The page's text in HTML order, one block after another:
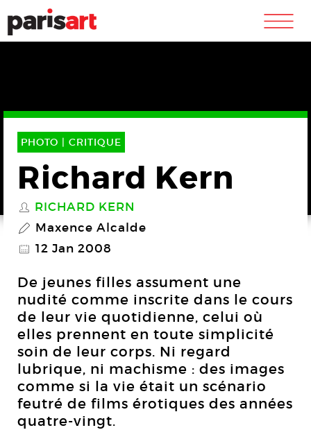
m
PHOTO | CRITIQUE
Richard Kern
S RICHARD KERN
P Maxence Alcalde
@ 12 Jan 2008
De jeunes filles assument une
nudité comme inscrite dans le cours
de leur vie quotidienne, celui où
elles prennent en toute simplicité
soin de leur corps. Ni regard
lubrique, ni machisme : des images
comme si la vie était un scénario
feutré de films érotiques des années
quatre-vingt.